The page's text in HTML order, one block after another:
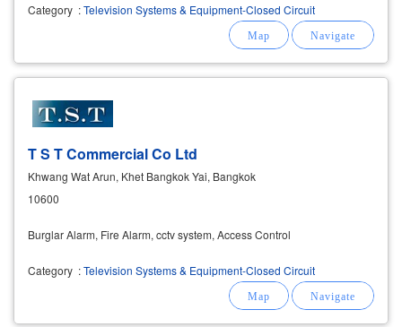
Category :Television Systems & Equipment-Closed Circuit
T S T Commercial Co Ltd
Khwang Wat Arun, Khet Bangkok Yai, Bangkok
10600
Burglar Alarm, Fire Alarm, cctv system, Access Control
Category :Television Systems & Equipment-Closed Circuit